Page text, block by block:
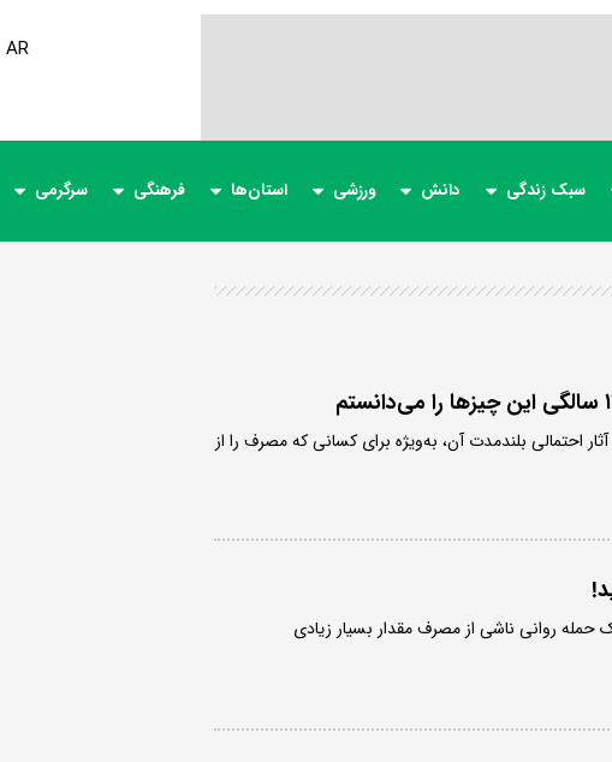
AR
سبک زندگی دانش ورزشی استان‌ها فرهنگی سرگرمی
احتمالی بلندمدت آن، به‌ویژه برای کسانی که مصرف را از
روانی ناشی از مصرف مقدار بسیار زیادی